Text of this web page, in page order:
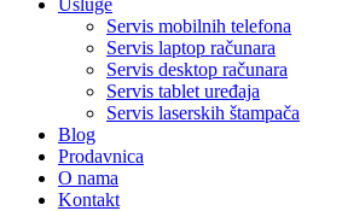
Usluge
Servis mobilnih telefona
Servis laptop računara
Servis desktop računara
Servis tablet uređaja
Servis laserskih štampača
Blog
Prodavnica
O nama
Kontakt